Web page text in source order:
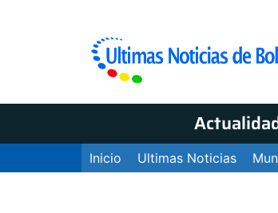
Inicio Ultimas Noticias